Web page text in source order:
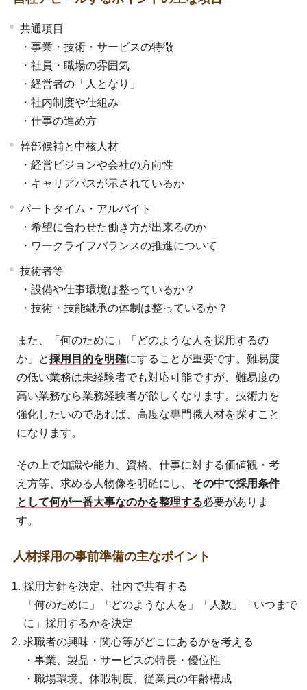
共通項目
・事業・技術・サービスの特徴
・社員・職場の雰囲気
・経営者の「人となり」
・社内制度や仕組み
・仕事の進め方
幹部候補と中核人材
・経営ビジョンや会社の方向性
・キャリアパスが示されているか
パートタイム・アルバイト
・希望に合わせた働き方が出来るのか
・ワークライフバランスの推進について
技術者等
・設備や仕事環境は整っているか？
・技術・技能継承の体制は整っているか？
また、「何のために」「どのような人を採用するの
か」と採用目的を明確にすることが重要です。難易度
の低い業務は未経験者でも対応可能ですが、難易度の
高い業務なら業務経験者が欲しくなります。技術力を
強化したいのであれば、高度な専門職人材を探すこと
になります。
その上で知識や能力、資格、仕事に対する価値観・考
え方等、求める人物像を明確にし、 その中で採用条件
として何が一番大事なのかを整理する必要がありま
す。
人材採用の事前準備の主なポイント
採用方針を決定、社内で共有する
「何のために」「どのような人を」「人数」「いつまで
に」採用するかを決定
求職者の興味・関心等がどこにあるかを考える
・事業、製品・サービスの特長・優位性
・職場環境、休暇制度、従業員の年齢構成